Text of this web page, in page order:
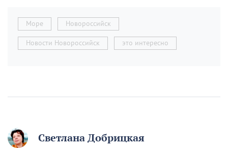
Море Новороссийск
Новости Новороссийск это интересно
Светлана Добрицкая